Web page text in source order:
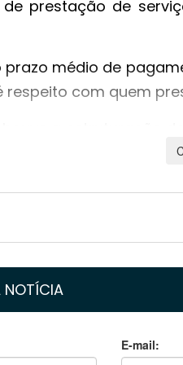
prestação de
prazo médio de
respeito com quem
Grosso nos
surda, e
social, usando
tenham
dado tão certo
NOTÍCIA
E-mail: